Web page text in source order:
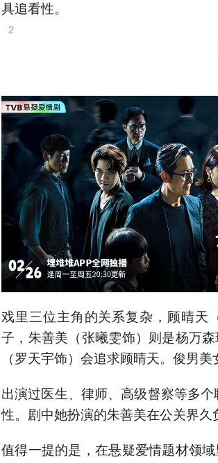
具追看性。
2
戏里三位主角的关系复杂，顾晴天
子，朱善美（张曦雯饰）则是杨万
（罗天宇饰）会追求顾晴天。俊男
出演过医生、律师、高级督察等多
性。剧中她扮演的朱善美在公关界久
值得一提的是，在悬疑爱情题材领